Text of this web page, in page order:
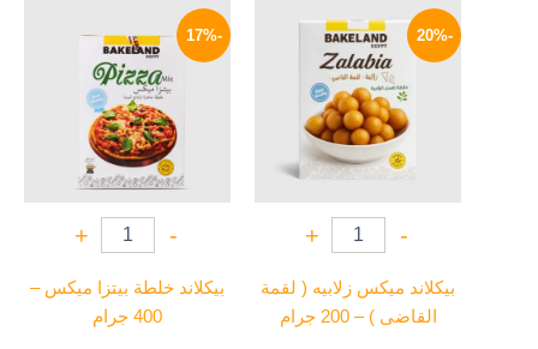
-20%
-
+
بيكلاند ميكس زلابيه ( لقمة
القاضى ) – 200 جرام
الأصلي
هو:
30 EGP.
الحالي
هو:
24 EGP.
-17%
-
+
بيكلاند خلطة بيتزا ميكس –
400 جرام
هو:
58 EGP.
هو:
48 EGP.